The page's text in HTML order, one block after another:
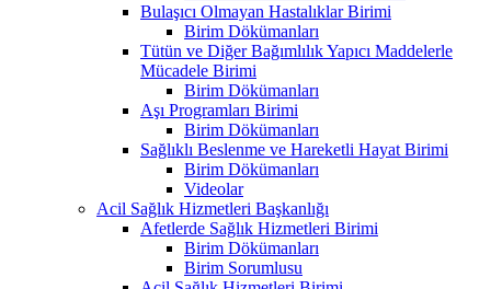
Bulaşıcı Olmayan Hastalıklar Birimi
Birim Dökümanları
Tütün ve Diğer Bağımlılık Yapıcı Maddelerle
Mücadele Birimi
Birim Dökümanları
Aşı Programları Birimi
Birim Dökümanları
Sağlıklı Beslenme ve Hareketli Hayat Birimi
Birim Dökümanları
Videolar
Acil Sağlık Hizmetleri Başkanlığı
Afetlerde Sağlık Hizmetleri Birimi
Birim Dökümanları
Birim Sorumlusu